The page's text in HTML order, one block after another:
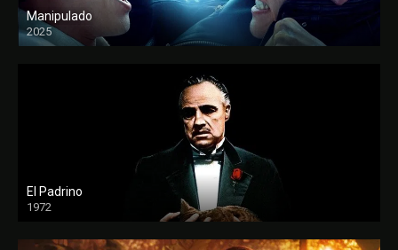
Manipulado
2025
El Padrino
1972
FULL HD